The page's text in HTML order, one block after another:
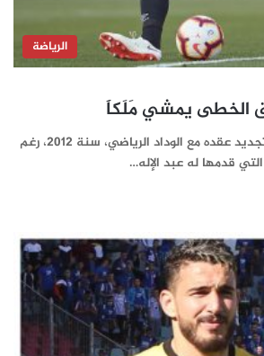
الرياضة
الخطى يمشي مَلَكاََ
حين رفض ياسين بونو تجديد عقده مع الوداد الرياضي، سنة 2012، رغم
التي قدمها له عبد الإله…